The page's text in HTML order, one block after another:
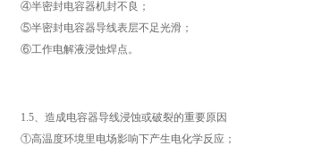
④半密封电容器机封不良；
⑤半密封电容器导线表层不足光滑；
⑥工作电解液浸蚀焊点。
1.5、造成电容器导线浸蚀或破裂的重要原因
①高温度环境里电场影响下产生电化学反应；